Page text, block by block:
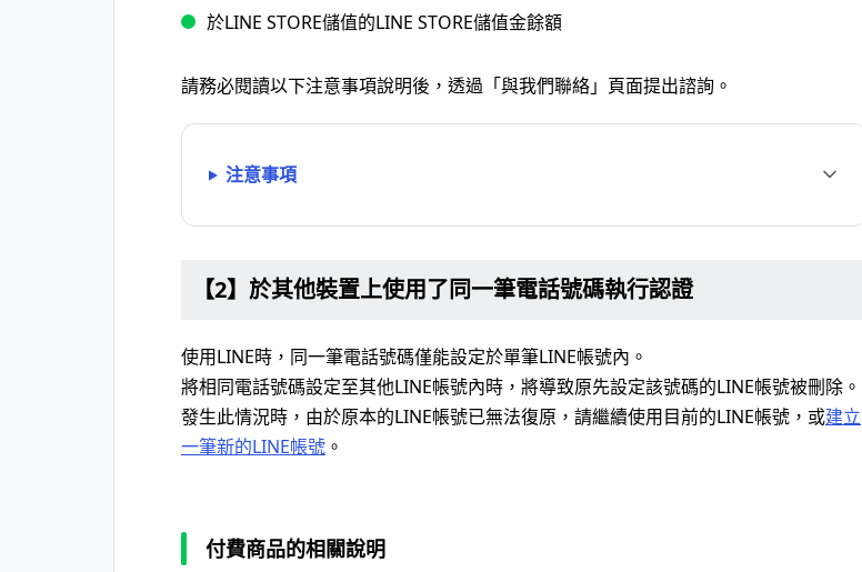
於LINE STORE儲值的LINE STORE儲值金餘額
請務必閱讀以下注意事項說明後，透過「與我們聯絡」頁面提出諮詢。
注意事項
【2】於其他裝置上使用了同一筆電話號碼執行認證
使用LINE時，同一筆電話號碼僅能設定於單筆LINE帳號內。
將相同電話號碼設定至其他LINE帳號內時，將導致原先設定該號碼的LINE帳號被刪除。
發生此情況時，由於原本的LINE帳號已無法復原，請繼續使用目前的LINE帳號，或建立
一筆新的LINE帳號 。
付費商品的相關說明